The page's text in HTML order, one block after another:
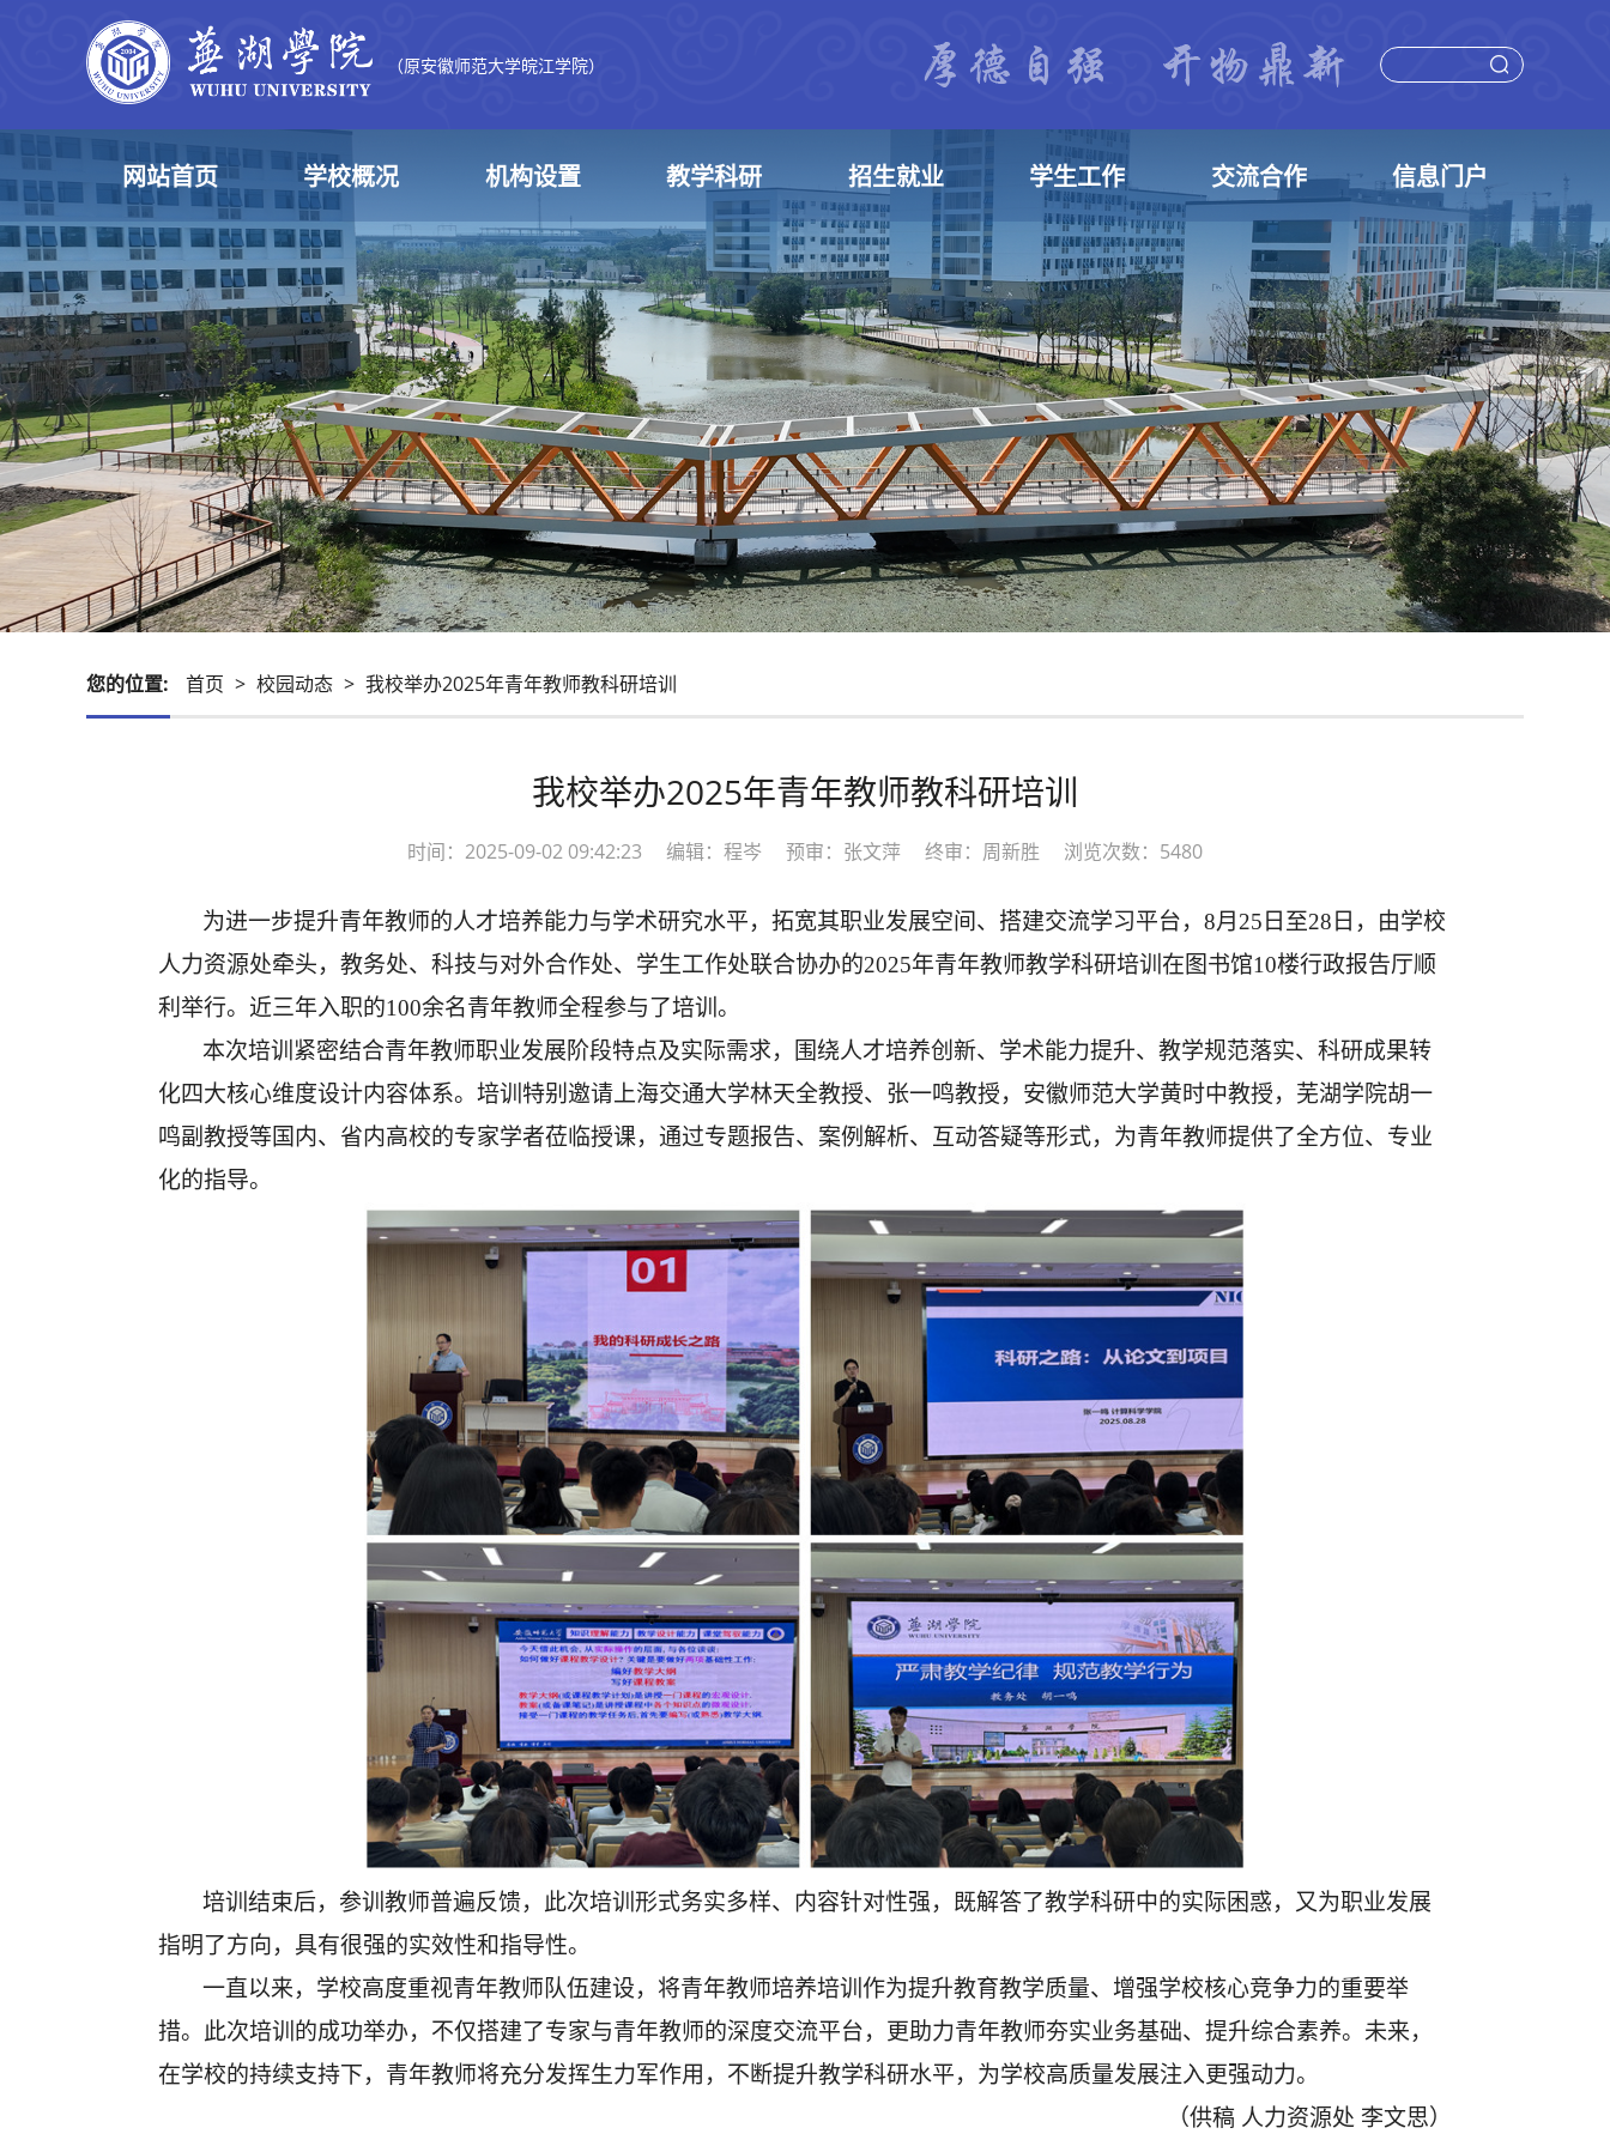
（原安徽师范大学皖江学院）
网站首页 学校概况 机构设置 教学科研 招生就业 学生工作 交流合作 信息门户
您的位置: 首页 > 校园动态 > 我校举办2025年青年教师教科研培训
我校举办2025年青年教师教科研培训
时间：2025-09-02 09:42:23 编辑：程岑 预审：张文萍 终审：周新胜 浏览次数：5480
为进一步提升青年教师的人才培养能力与学术研究水平，拓宽其职业发展空间、搭建交流学习平台， 8月25日至28日，由学校
人力资源处牵头，教务处、科技与对外合作处、学生工作处联合协办的2025年青年教师教学科研培训在图书馆10楼行政报告厅顺
利举行。近三年入职的100余名青年教师全程参与了培训。
本次培训紧密结合青年教师职业发展阶段特点及实际需求，围绕人才培养创新、学术能力提升、教学规范落实、科研成果转
化四大核心维度设计内容体系。培训特别邀请上海交通大学林天全教授、张一鸣教授，安徽师范大学黄时中教授，芜湖学院胡一
鸣副教授等国内、省内高校的专家学者莅临授课，通过专题报告、案例解析、互动答疑等形式，为青年教师提供了全方位、专业
化的指导。
培训结束后，参训教师普遍反馈，此次培训形式务实多样、内容针对性强，既解答了教学科研中的实际困惑，又为职业发展
指明了方向，具有很强的实效性和指导性。
一直以来，学校高度重视青年教师队伍建设，将青年教师培养培训作为提升教育教学质量、增强学校核心竞争力的重要举
措。此次培训的成功举办，不仅搭建了专家与青年教师的深度交流平台，更助力青年教师夯实业务基础、提升综合素养。未来，
在学校的持续支持下，青年教师将充分发挥生力军作用，不断提升教学科研水平，为学校高质量发展注入更强动力。
（供稿 人力资源处 李文思）